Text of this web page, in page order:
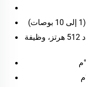
: جهاز إرسال الإشارة بتردد 512 هرتز، وظيفة